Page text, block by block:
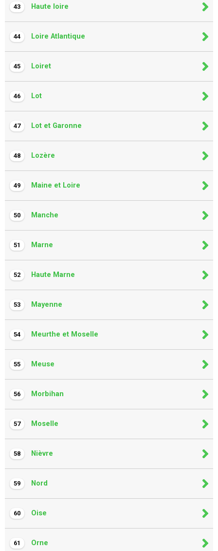
43 Haute loire
44 Loire Atlantique
45 Loiret
46 Lot
47 Lot et Garonne
48 Lozère
49 Maine et Loire
50 Manche
51 Marne
52 Haute Marne
53 Mayenne
54 Meurthe et Moselle
55 Meuse
56 Morbihan
57 Moselle
58 Nièvre
59 Nord
60 Oise
61 Orne